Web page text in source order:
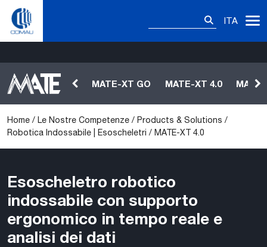
Skip
content
ITA
MATE-XT 4.0
MATE-XT GO MATE-XT 4.0
Home / Le Nostre Competenze / Products & Solutions /
Robotica Indossabile | Esoscheletri / MATE-XT 4.0
Esoscheletro robotico
indossabile con supporto
ergonomico in tempo reale e
analisi dei dati